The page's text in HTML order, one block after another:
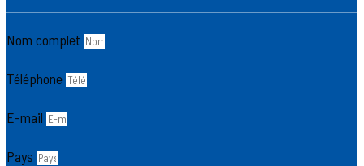
Nom complet
Téléphone
E-mail
Pays